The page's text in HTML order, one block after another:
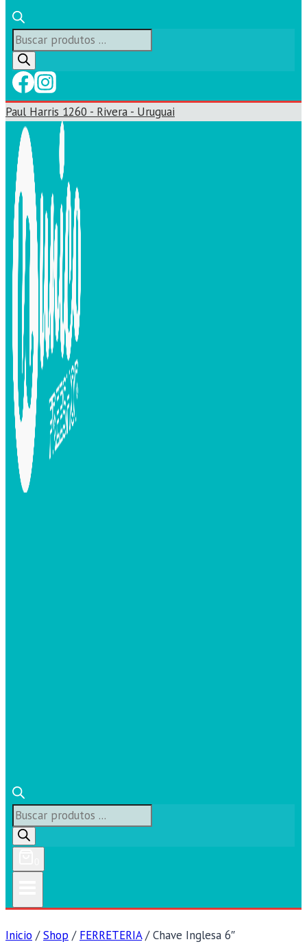
Búsqueda
de
productos
Paul Harris 1260 - Rivera - Uruguai
Búsqueda
de
productos
Inicio / Shop / FERRETERIA / Chave Inglesa 6″